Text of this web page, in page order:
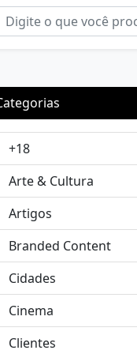
+18
Arte & Cultura
Artigos
Branded Content
Cidades
Cinema
Clientes